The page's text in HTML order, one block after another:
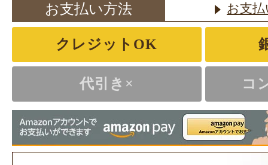
お支払い方法 お支
クレジットOK
代引き× コ